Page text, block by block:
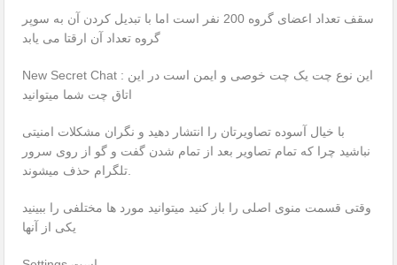
سقف تعداد اعضای گروه 200 نفر است اما با تبدیل کردن آن به سوپر
گروه تعداد آن ارقتا می یابد
New Secret Chat : این نوع چت یک چت خوصی و ایمن است در این
اتاق چت شما میتوانید
با خیال آسوده تصاویرتان را انتشار دهید و نگران مشکلات امنیتی
نباشید چرا که تمام تصاویر بعد از تمام شدن گفت و گو از روی سرور
وقتی قسمت منوی اصلی را باز کنید میتوانید مورد ها مختلفی را ببینید
یکی از آنها